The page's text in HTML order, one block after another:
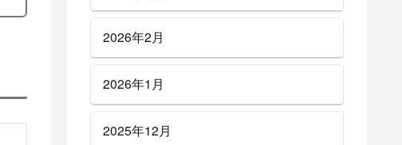
2026年2月
2026年1月
2025年12月